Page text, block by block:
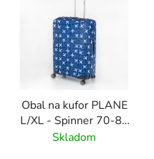
Obal na kufor PLANE
L/XL - Spinner 70-80
cm Modrá
Skladom